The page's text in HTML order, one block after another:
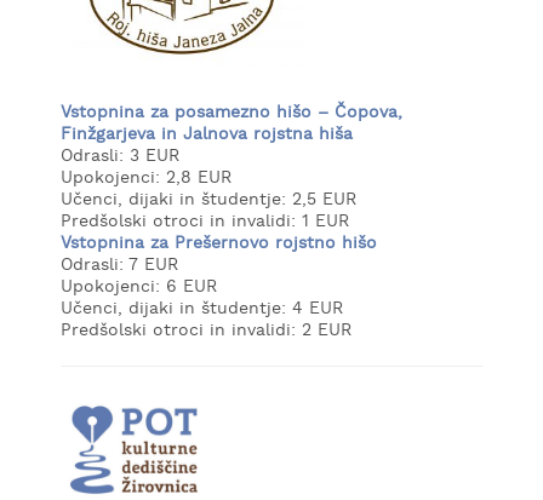
Vstopnina za posamezno hišo – Čopova,
Finžgarjeva in Jalnova rojstna hiša
Odrasli: 3 EUR
Upokojenci: 2,8 EUR
Učenci, dijaki in študentje: 2,5 EUR
Predšolski otroci in invalidi: 1 EUR
Vstopnina za Prešernovo rojstno hišo
Odrasli: 7 EUR
Upokojenci: 6 EUR
Učenci, dijaki in študentje: 4 EUR
Predšolski otroci in invalidi: 2 EUR